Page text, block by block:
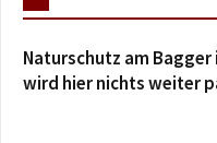
Naturschutz am Bagger
wird hier nichts weiter